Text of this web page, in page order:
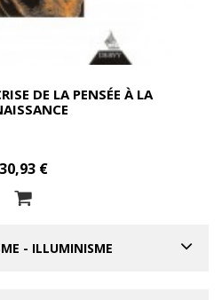
DE LA PENSÉE À LA
30,93 €
- ILLUMINISME